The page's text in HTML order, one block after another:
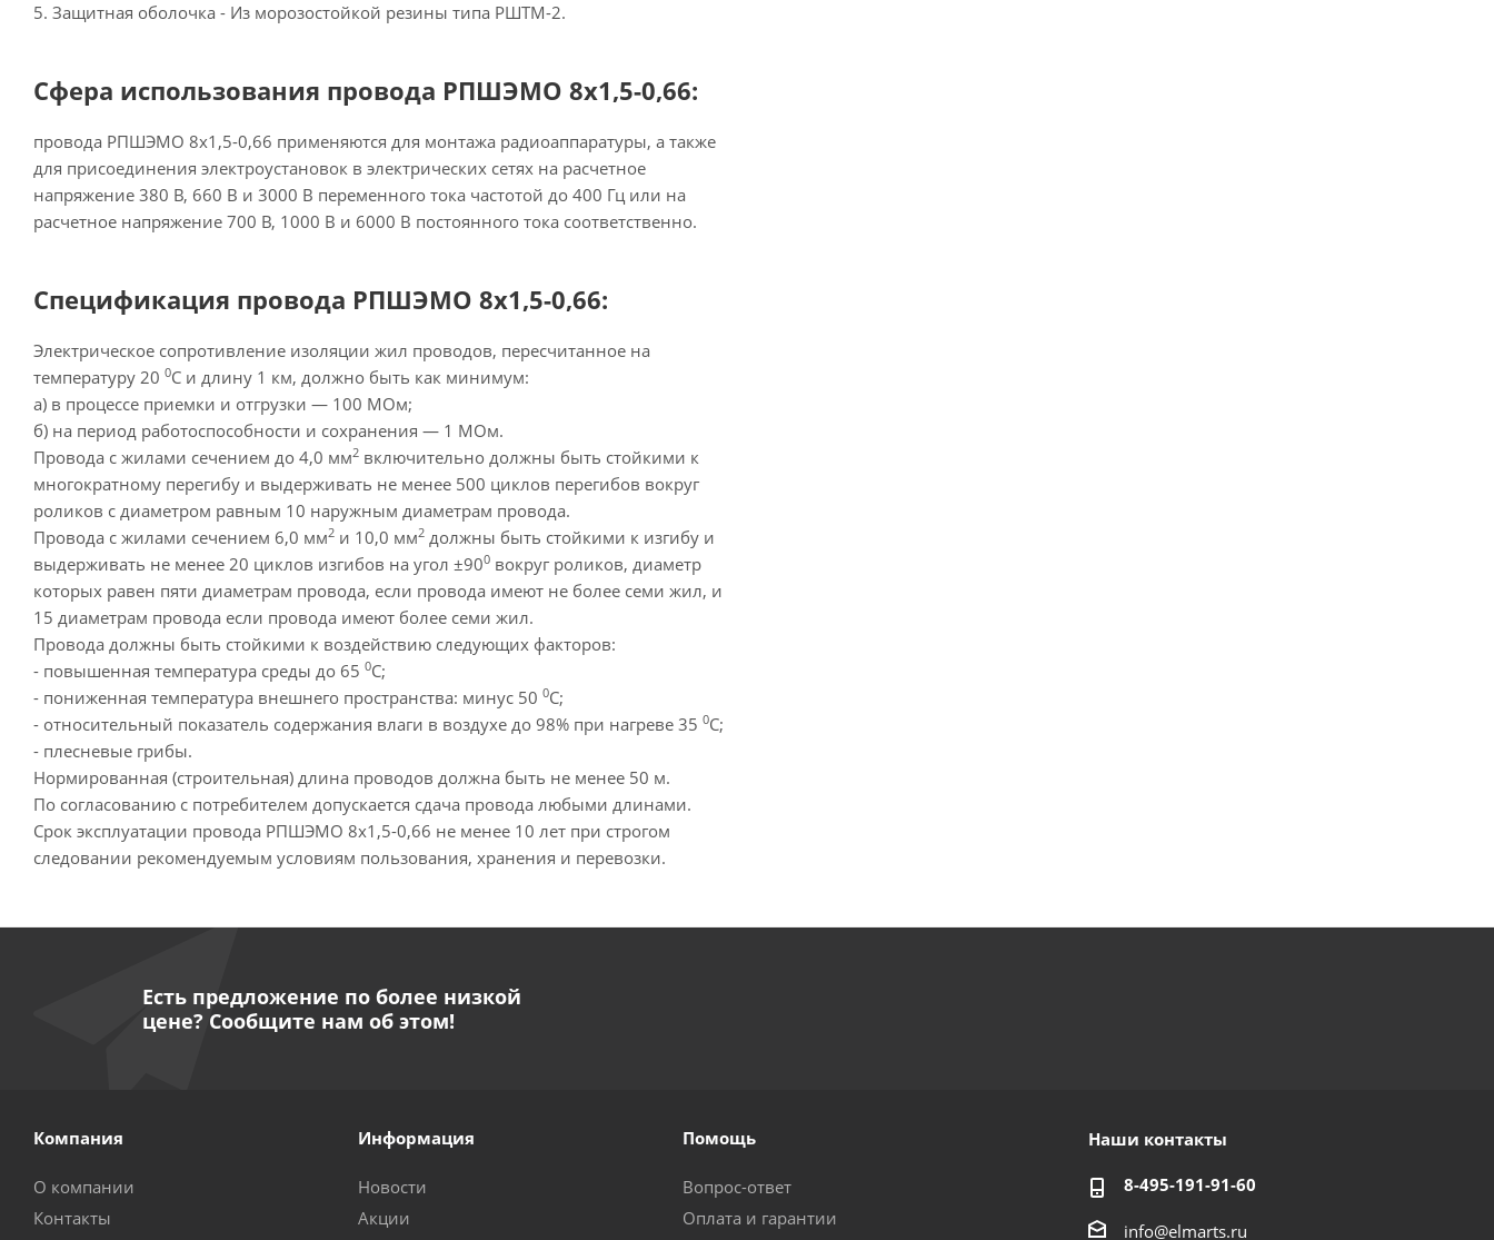
5. Защитная оболочка - Из морозостойкой резины типа РШТМ-2.
Сфера использования провода РПШЭМО 8х1,5-0,66:
провода РПШЭМО 8х1,5-0,66 применяются для монтажа радиоаппаратуры, а также
для присоединения электроустановок в электрических сетях на расчетное
напряжение 380 В, 660 В и 3000 В переменного тока частотой до 400 Гц или на
расчетное напряжение 700 В, 1000 В и 6000 В постоянного тока соответственно.
Спецификация провода РПШЭМО 8х1,5-0,66:
Электрическое сопротивление изоляции жил проводов, пересчитанное на
температуру 20 0С и длину 1 км, должно быть как минимум:
а) в процессе приемки и отгрузки — 100 МОм;
б) на период работоспособности и сохранения — 1 МОм.
Провода с жилами сечением до 4,0 мм2 включительно должны быть стойкими к
многократному перегибу и выдерживать не менее 500 циклов перегибов вокруг
роликов с диаметром равным 10 наружным диаметрам провода.
Провода с жилами сечением 6,0 мм2 и 10,0 мм2 должны быть стойкими к изгибу и
выдерживать не менее 20 циклов изгибов на угол ±900 вокруг роликов, диаметр
которых равен пяти диаметрам провода, если провода имеют не более семи жил, и
15 диаметрам провода если провода имеют более семи жил.
Провода должны быть стойкими к воздействию следующих факторов:
- повышенная температура среды до 65 0С;
- пониженная температура внешнего пространства: минус 50 0С;
- относительный показатель содержания влаги в воздухе до 98% при нагреве 35 0С;
- плесневые грибы.
Нормированная (строительная) длина проводов должна быть не менее 50 м.
По согласованию с потребителем допускается сдача провода любыми длинами.
Срок эксплуатации провода РПШЭМО 8х1,5-0,66 не менее 10 лет при строгом
следовании рекомендуемым условиям пользования, хранения и перевозки.
Есть предложение по более низкой
цене? Сообщите нам об этом!
Компания
О компании
Контакты
Информация
Новости
Акции
Помощь
Вопрос-ответ
Оплата и гарантии
Наши контакты
8-495-191-91-60
info@elmarts.ru